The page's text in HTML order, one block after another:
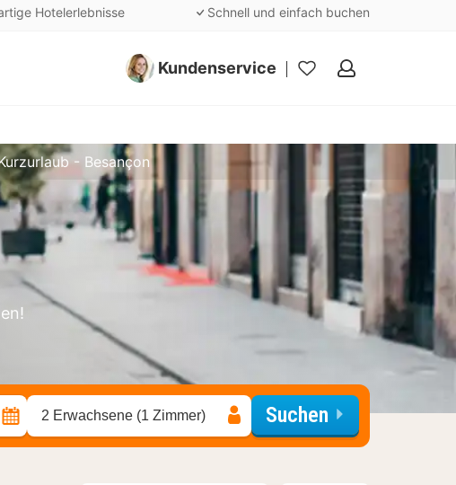
Hotelerlebnisse Schnell und einfach buchen
Kundenservice
Meine
- Besançon
2 Erwachsene (1 Zimmer) Suchen